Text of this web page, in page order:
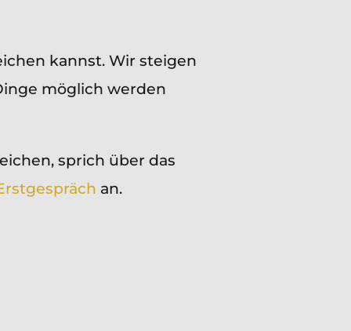
kannst. Wir steigen
möglich werden
sprich über das
an.